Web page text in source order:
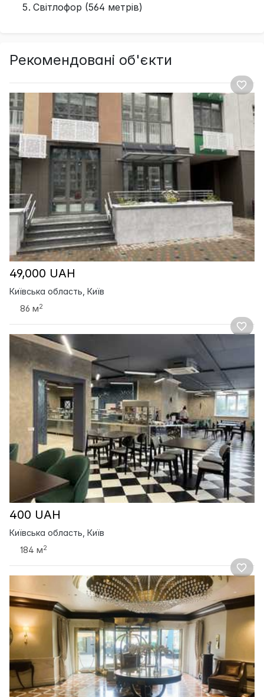
Світлофор (564 метрів)
Рекомендовані об'єкти
49,000 UAH
Київська область, Київ
86 м2
400 UAH
Київська область, Київ
184 м2